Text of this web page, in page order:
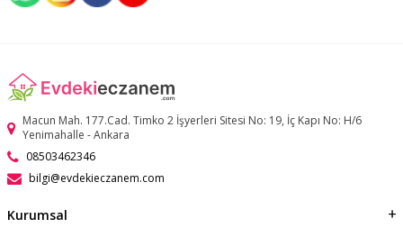
Macun Mah. 177.Cad. Timko 2 İşyerleri Sitesi No: 19, İç Kapı No: H/6
Yenimahalle - Ankara
08503462346
bilgi@evdekieczanem.com
Kurumsal